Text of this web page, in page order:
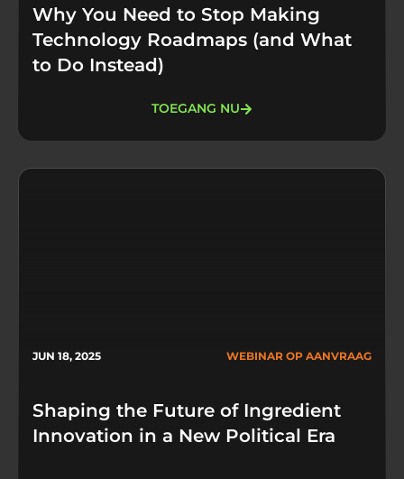
Why You Need to Stop Making
Technology Roadmaps (and What
to Do Instead)
TOEGANG NU
JUN 18, 2025 WEBINAR OP AANVRAAG
Shaping the Future of Ingredient
Innovation in a New Political Era